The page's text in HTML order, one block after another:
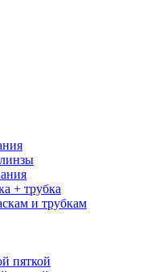
+ трубка
и трубкам
пяткой